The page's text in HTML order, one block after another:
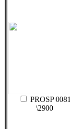
PROSP 0081
\2900